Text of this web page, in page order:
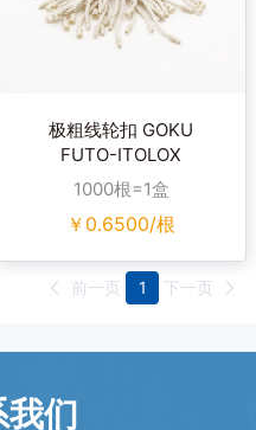
极粗线轮扣 GOKU
FUTO-ITOLOX
1000根=1盒
￥ 0.6500/根
前一页 1 下一页
我们